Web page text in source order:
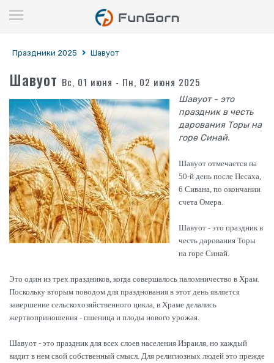
Праздники 2025 Шавуот
Шавуот Вс, 01 июня - Пн, 02 июня 2025
Шавуот - это
праздник в честь
дарования Торы на
горе Синай.
Шавуот отмечается на
50-й день после Песаха,
6 Сивана, по окончании
счета Омера.
Шавуот - это праздник в
честь дарования Торы
на горе Синай.
Это один из трех праздников, когда совершалось паломничество в Храм.
Поскольку вторым поводом для празднования в этот день является
завершение сельскохозяйственного цикла, в Храме делались
жертвоприношения - пшеница и плоды нового урожая.
Шавуот - это праздник для всех слоев населения Израиля, но каждый
видит в нем свой собственный смысл. Для религиозных людей это прежде